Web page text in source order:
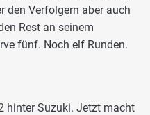
den Verfolgern aber auch
Rest an seinem
fünf. Noch elf Runden.
hinter Suzuki. Jetzt macht